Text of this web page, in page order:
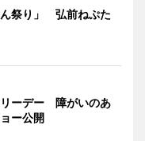
祭り」 弘前ねぷた
ーデー 障がいのあ
ー公開